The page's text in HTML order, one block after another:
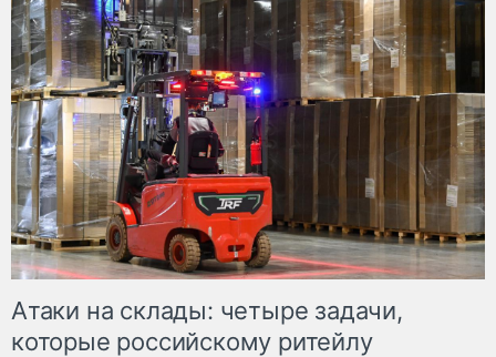
Атаки на склады: четыре задачи,
которые российскому ритейлу